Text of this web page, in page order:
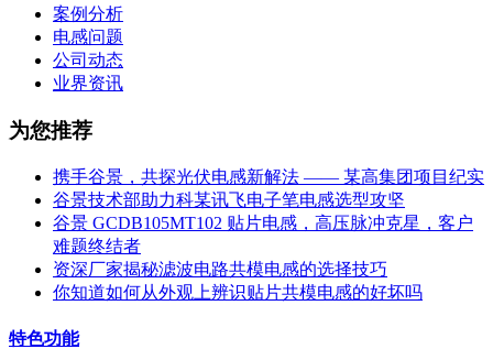
案例分析
电感问题
公司动态
业界资讯
为您推荐
携手谷景，共探光伏电感新解法 —— 某高集团项目纪实
谷景技术部助力科某讯飞电子笔电感选型攻坚
谷景 GCDB105MT102 贴片电感，高压脉冲克星，客户
难题终结者
资深厂家揭秘滤波电路共模电感的选择技巧
你知道如何从外观上辨识贴片共模电感的好坏吗
特色功能